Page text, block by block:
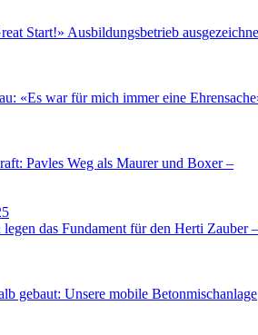
Start!» Ausbildungsbetrieb
«Es war für mich immer eine
Pavles Weg als Maurer und Boxer –
das Fundament für den Herti Zauber –
gebaut: Unsere mobile Betonmischanlage